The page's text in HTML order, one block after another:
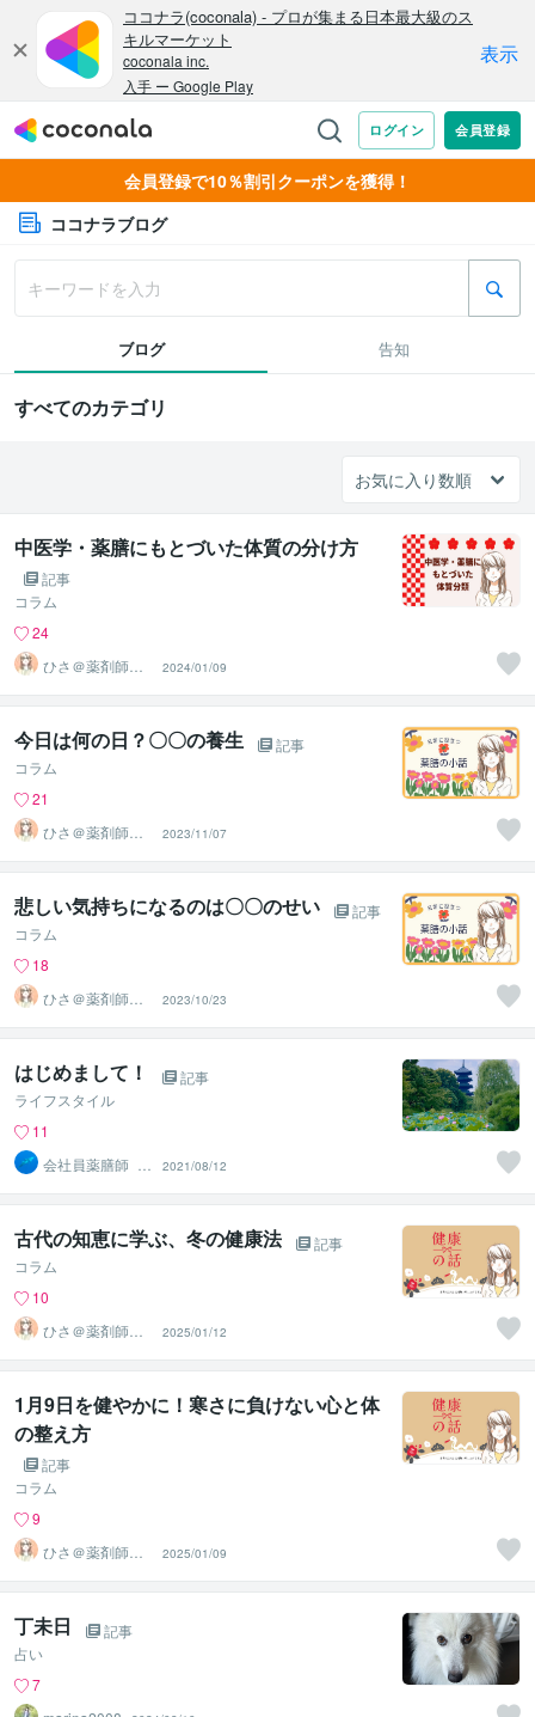
会員登録で10％割引クーポンを獲得！
ココナラブログ
ブログ 告知
すべてのカテゴリ
中医学・薬膳にもとづいた体質の分け方
記事
コラム
24
ひさ＠薬剤師＆
国際薬膳師
2024/01/09
今日は何の日？〇〇の養生
記事
コラム
21
ひさ＠薬剤師＆
国際薬膳師
2023/11/07
悲しい気持ちになるのは〇〇のせい
記事
コラム
18
ひさ＠薬剤師＆
国際薬膳師
2023/10/23
はじめまして！
記事
ライフスタイル
11
会社員薬膳師_杞
菊（こぎく）
2021/08/12
古代の知恵に学ぶ、冬の健康法
記事
コラム
10
ひさ＠薬剤師＆
国際薬膳師
2025/01/12
1月9日を健やかに！寒さに負けない心と体
の整え方
記事
コラム
9
ひさ＠薬剤師＆
国際薬膳師
2025/01/09
丁未日
記事
占い
7